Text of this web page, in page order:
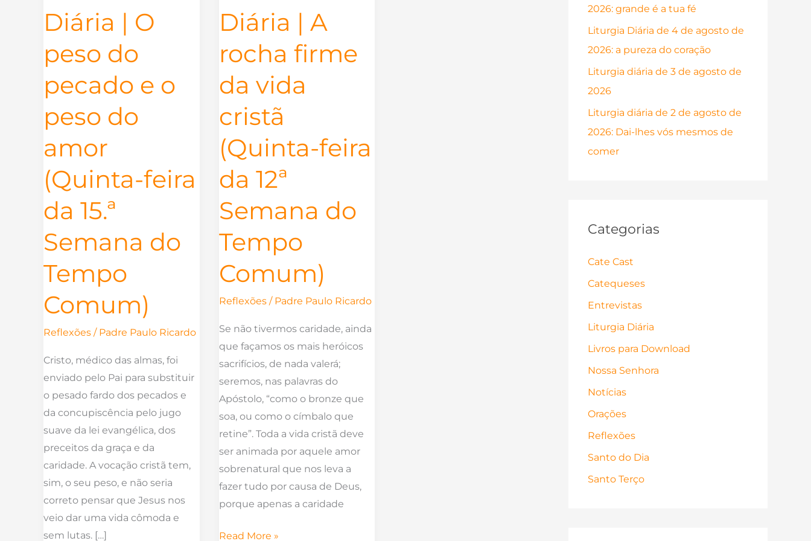
Diária | O
peso do
pecado e o
peso do
amor
(Quinta-feira
da 15.ª
Semana do
Tempo
Comum)
Reflexões / Padre Paulo Ricardo
Cristo, médico das almas, foi
enviado pelo Pai para substituir
o pesado fardo dos pecados e
da concupiscência pelo jugo
suave da lei evangélica, dos
preceitos da graça e da
caridade. A vocação cristã tem,
sim, o seu peso, e não seria
correto pensar que Jesus nos
veio dar uma vida cômoda e
sem lutas. […]
do
(Quinta-
feira
da
15.ª
do
Tempo
Comum)
Diária | A
rocha firme
da vida
cristã
(Quinta-feira
da 12ª
Semana do
Tempo
Comum)
Reflexões/ Padre Paulo Ricardo
Se não tivermos caridade, ainda
que façamos os mais heróicos
sacrifícios, de nada valerá;
seremos, nas palavras do
Apóstolo, “como o bronze que
soa, ou como o címbalo que
retine”. Toda a vida cristã deve
ser animada por aquele amor
sobrenatural que nos leva a
fazer tudo por causa de Deus,
porque apenas a caridade
cristã
feira
12ª
Semana
do
Tempo
Comum)
Read More »
p
o
r
:
2026: grande é a tua fé
Liturgia Diária de 4 de agosto de
2026: a pureza do coração
Liturgia diária de 3 de agosto de
2026
Liturgia diária de 2 de agosto de
2026: Dai-lhes vós mesmos de
comer
Categorias
Cate Cast
Catequeses
Entrevistas
Liturgia Diária
Livros para Download
Nossa Senhora
Notícias
Orações
Reflexões
Santo do Dia
Santo Terço